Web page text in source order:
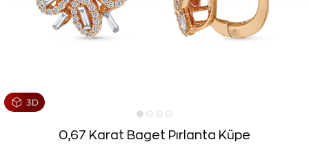
0,67 Karat Baget Pırlanta Küpe